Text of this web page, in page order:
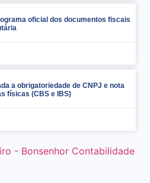
oficial dos documentos fiscais
a obrigatoriedade de CNPJ e nota
físicas (CBS e IBS)